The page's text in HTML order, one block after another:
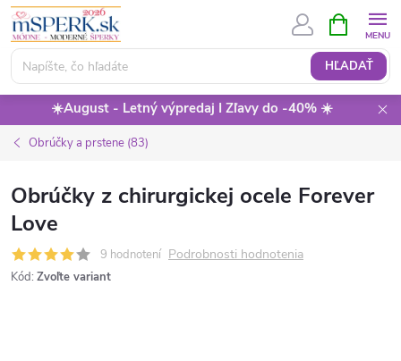
Prejsť
obsah
HĽADAŤ
KOŠÍK
☀️August - Letný výpredaj I Zľavy do -40% ☀️
Obrúčky a prstene (83)
Obrúčky z chirurgickej ocele Forever
Love
9 hodnotení Podrobnosti hodnotenia
Kód: Zvoľte variant